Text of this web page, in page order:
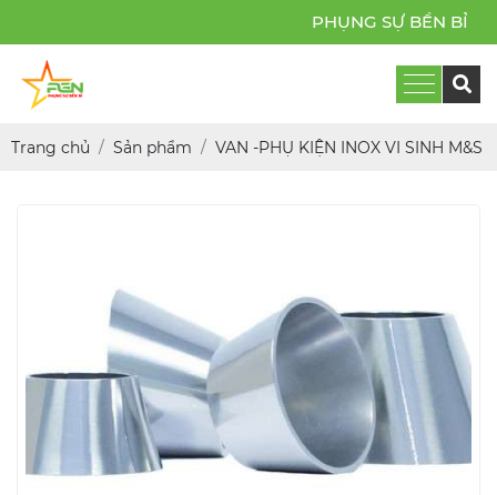
PHỤNG SỰ BỀN BỈ
Trang chủ Sản phẩm VAN -PHỤ KIỆN INOX VI SINH M&S